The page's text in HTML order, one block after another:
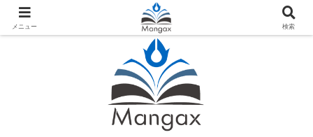
人気おすすめ漫画紹介ならMangax（マンガックス）
メニュー 検索